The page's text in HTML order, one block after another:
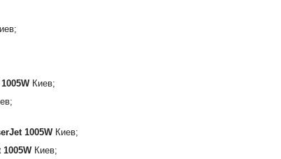
Киев;
1005WКиев;
1005WКиев;